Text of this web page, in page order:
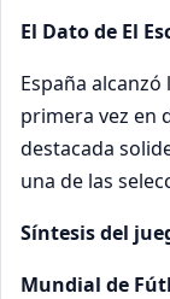
El Dato de El
España
primera vez en
destacada
una de las
Síntesis del
Mundial de